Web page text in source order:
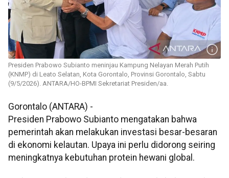
Presiden Prabowo Subianto meninjau Kampung Nelayan Merah Putih
(KNMP) di Leato Selatan, Kota Gorontalo, Provinsi Gorontalo, Sabtu
(9/5/2026). ANTARA/HO-BPMI Sekretariat Presiden/aa.
Gorontalo (ANTARA) -
Presiden Prabowo Subianto mengatakan bahwa
pemerintah akan melakukan investasi besar-besaran
di ekonomi kelautan. Upaya ini perlu didorong seiring
meningkatnya kebutuhan protein hewani global.